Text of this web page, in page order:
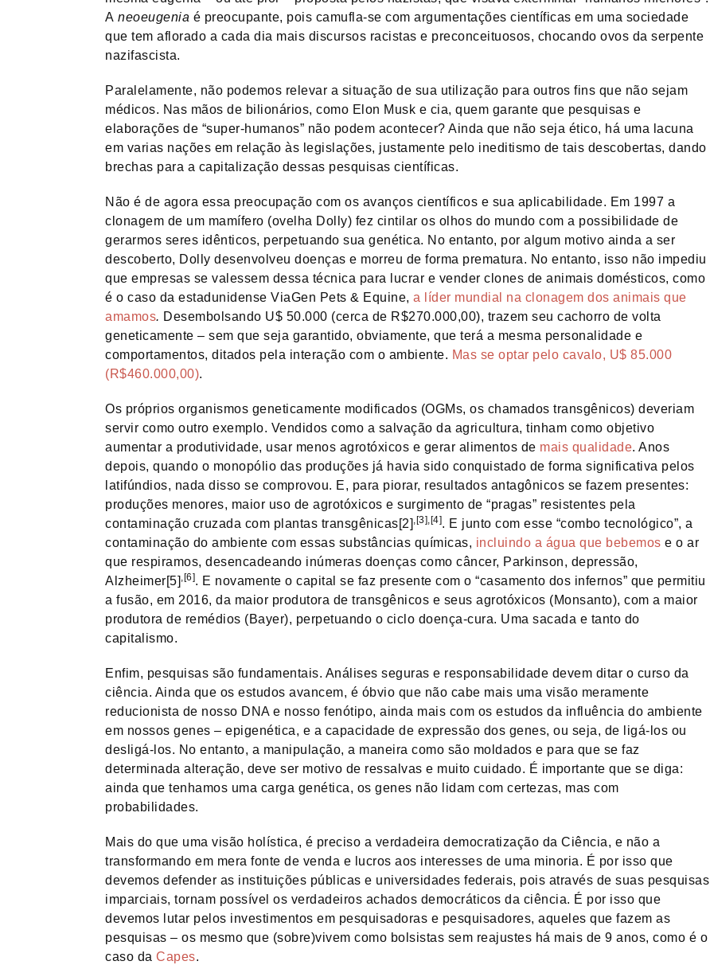
A neoeugenia é preocupante, pois camufla-se com argumentações científicas em uma sociedade
que tem aflorado a cada dia mais discursos racistas e preconceituosos, chocando ovos da serpente
nazifascista.
Paralelamente, não podemos relevar a situação de sua utilização para outros fins que não sejam
médicos. Nas mãos de bilionários, como Elon Musk e cia, quem garante que pesquisas e
elaborações de “super-humanos” não podem acontecer? Ainda que não seja ético, há uma lacuna
em varias nações em relação às legislações, justamente pelo ineditismo de tais descobertas, dando
brechas para a capitalização dessas pesquisas científicas.
Não é de agora essa preocupação com os avanços científicos e sua aplicabilidade. Em 1997 a
clonagem de um mamífero (ovelha Dolly) fez cintilar os olhos do mundo com a possibilidade de
gerarmos seres idênticos, perpetuando sua genética. No entanto, por algum motivo ainda a ser
descoberto, Dolly desenvolveu doenças e morreu de forma prematura. No entanto, isso não impediu
que empresas se valessem dessa técnica para lucrar e vender clones de animais domésticos, como
é o caso da estadunidense ViaGen Pets & Equine, a líder mundial na clonagem dos animais que
amamos. Desembolsando U$ 50.000 (cerca de R$270.000,00), trazem seu cachorro de volta
geneticamente – sem que seja garantido, obviamente, que terá a mesma personalidade e
comportamentos, ditados pela interação com o ambiente. Mas se optar pelo cavalo, U$ 85.000
(R$460.000,00).
Os próprios organismos geneticamente modificados (OGMs, os chamados transgênicos) deveriam
servir como outro exemplo. Vendidos como a salvação da agricultura, tinham como objetivo
aumentar a produtividade, usar menos agrotóxicos e gerar alimentos de mais qualidade. Anos
depois, quando o monopólio das produções já havia sido conquistado de forma significativa pelos
latifúndios, nada disso se comprovou. E, para piorar, resultados antagônicos se fazem presentes:
produções menores, maior uso de agrotóxicos e surgimento de “pragas” resistentes pela
contaminação cruzada com plantas transgênicas[2] ,[3],[4]. E junto com esse “combo tecnológico”, a
contaminação do ambiente com essas substâncias químicas, incluindo a água que bebemos e o ar
que respiramos, desencadeando inúmeras doenças como câncer, Parkinson, depressão,
Alzheimer[5] ,[6]. E novamente o capital se faz presente com o “casamento dos infernos” que permitiu
a fusão, em 2016, da maior produtora de transgênicos e seus agrotóxicos (Monsanto), com a maior
produtora de remédios (Bayer), perpetuando o ciclo doença-cura. Uma sacada e tanto do
capitalismo.
Enfim, pesquisas são fundamentais. Análises seguras e responsabilidade devem ditar o curso da
ciência. Ainda que os estudos avancem, é óbvio que não cabe mais uma visão meramente
reducionista de nosso DNA e nosso fenótipo, ainda mais com os estudos da influência do ambiente
em nossos genes – epigenética, e a capacidade de expressão dos genes, ou seja, de ligá-los ou
desligá-los. No entanto, a manipulação, a maneira como são moldados e para que se faz
determinada alteração, deve ser motivo de ressalvas e muito cuidado. É importante que se diga:
ainda que tenhamos uma carga genética, os genes não lidam com certezas, mas com
probabilidades.
Mais do que uma visão holística, é preciso a verdadeira democratização da Ciência, e não a
transformando em mera fonte de venda e lucros aos interesses de uma minoria. É por isso que
devemos defender as instituições públicas e universidades federais, pois através de suas pesquisas
imparciais, tornam possível os verdadeiros achados democráticos da ciência. É por isso que
devemos lutar pelos investimentos em pesquisadoras e pesquisadores, aqueles que fazem as
pesquisas – os mesmo que (sobre)vivem como bolsistas sem reajustes há mais de 9 anos, como é o
caso da Capes.